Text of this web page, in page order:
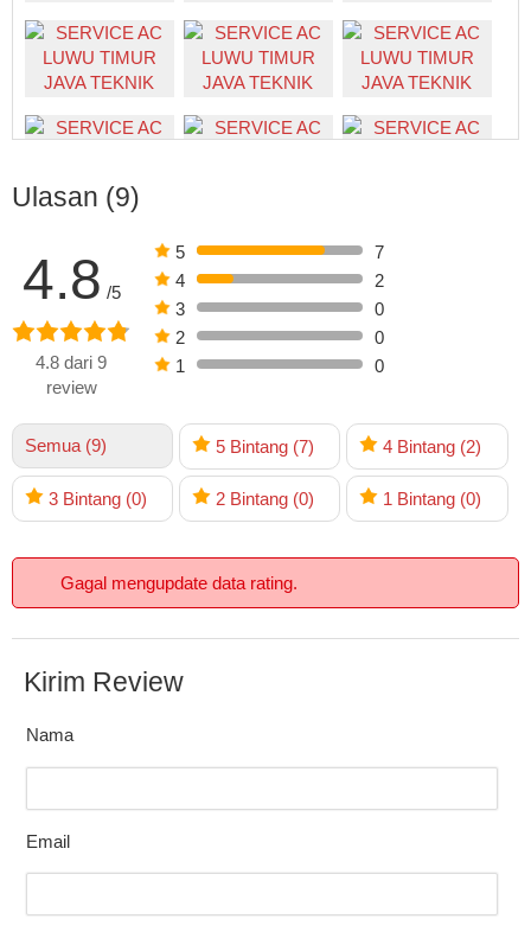
Ulasan (9)
4.8 /5
4.8 dari 9
review
5
7
4
2
3
0
2
0
1
0
Semua (9) 5 Bintang (7) 4 Bintang (2)
3 Bintang (0) 2 Bintang (0) 1 Bintang (0)
Gagal mengupdate data rating.
Kirim Review
Nama
Email